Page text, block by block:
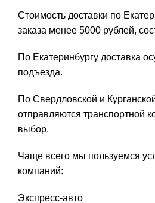
Стоимость доставки по
заказа менее 5000 рублей,
По Екатеринбургу доставка
подъезда.
По Свердловской и
отправляются транспортной
выбор.
Чаще всего мы пользуемся
компаний:
Экспресс-авто